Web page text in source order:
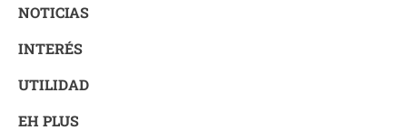
NOTICIAS
INTERÉS
UTILIDAD
EH PLUS